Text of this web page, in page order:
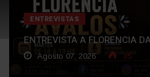
ENTREVISTAS
ENTREVISTA A FLORENCIA
Agosto 07, 2026 35